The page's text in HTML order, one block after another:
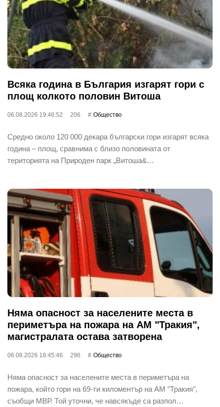
Всяка година в България изгарят гори с
площ колкото половин Витоша
06.08.2026 19:46:52 206 Общество
Средно около 120 000 декара български гори изгарят всяка
година – площ, сравнима с близо половината от
територията на Природен парк „Витоша&…
Няма опасност за населените места в
периметъра на пожара на АМ "Тракия",
магистралата остава затворена
06.08.2026 18:45:46 296 Общество
Няма опасност за населените места в периметъра на
пожара, който гори на 69-ти киломентър на АМ "Тракия",
съобщи МВР. Той уточни, че навсякъде са разпол…